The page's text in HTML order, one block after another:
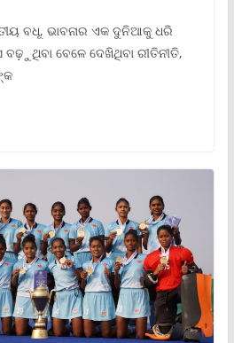
ବଧୂ, ଭାବନାର ଏକ ଦୁନିଆକୁ ଧରି
ବଢ଼ୁଥିବା ବେଳେ ଦେଖିଥିବା ରୀତିନୀତି,